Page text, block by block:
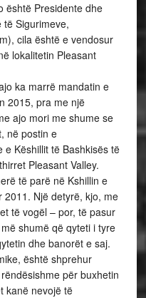
është Presidente dhe
Sigurimeve,
cila është e vendosur
lokalitetin Pleasant
ka marrë mandatin e
2015, pra me një
ajo mori me shume se
në postin e
e Këshillit të Bashkisës të
Pleasant Valley.
të parë në Kshillin e
2011. Një detyrë, kjo, me
të vogël – por, të pasur
shumë që qyteti i tyre
dhe banorët e saj.
është shprehur
për buxhetin
kanë nevojë të